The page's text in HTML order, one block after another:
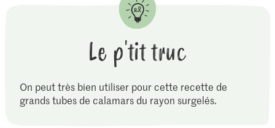
Le p'tit truc
On peut très bien utiliser pour cette recette de
grands tubes de calamars du rayon surgelés.